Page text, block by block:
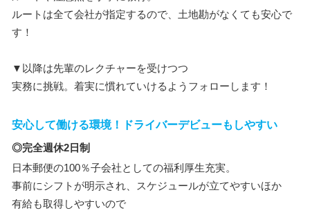
ルートは全て会社が指定するので、土地勘がなくても安心で
す！
▼以降は先輩のレクチャーを受けつつ
実務に挑戦。着実に慣れていけるようフォローします！
安心して働ける環境！ドライバーデビューもしやすい
◎完全週休2日制
日本郵便の100％子会社としての福利厚生充実。
事前にシフトが明示され、スケジュールが立てやすいほか
有給も取得しやすいので